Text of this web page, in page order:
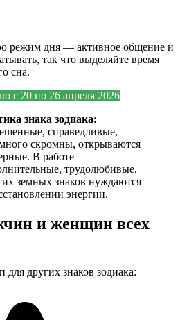
режим дня — активное общение и
так что выделяйте время
сна.
с 20 по 26 апреля 2026
знака зодиака:
справедливые,
скромны, открываются
В работе —
трудолюбивые,
земных знаков нуждаются
энергии.
и женщин всех
для других знаков зодиака: